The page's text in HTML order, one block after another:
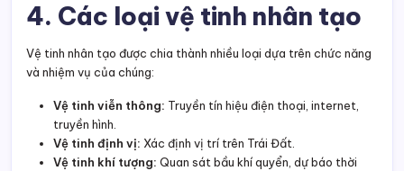
4. Các loại vệ tinh nhân tạo
Vệ tinh nhân tạo được chia thành nhiều loại dựa trên chức năng
và nhiệm vụ của chúng:
Vệ tinh viễn thông: Truyền tín hiệu điện thoại, internet,
truyền hình.
Vệ tinh định vị: Xác định vị trí trên Trái Đất.
Vệ tinh khí tượng: Quan sát bầu khí quyển, dự báo thời